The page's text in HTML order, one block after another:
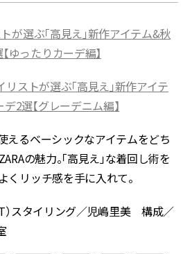
トが選ぶ「高見え」新作アイテム&秋
ゆったりカーデ編】
リストが選ぶ「高見え」新作アイテ
2選【グレーデニム編】
えるベーシックなアイテムをどち
の魅力。「高見え」な着回し術を
くリッチ感を手に入れて。
）スタイリング／児嶋里美 構成／